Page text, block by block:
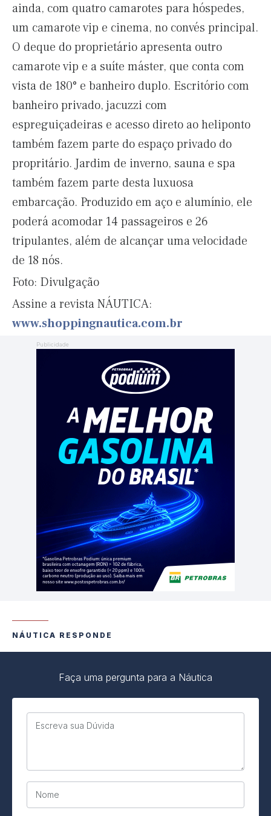
ainda, com quatro camarotes para hóspedes,
um camarote vip e cinema, no convés principal.
O deque do proprietário apresenta outro
camarote vip e a suíte máster, que conta com
vista de 180° e banheiro duplo. Escritório com
banheiro privado, jacuzzi com
espreguiçadeiras e acesso direto ao heliponto
também fazem parte do espaço privado do
propritário. Jardim de inverno, sauna e spa
também fazem parte desta luxuosa
embarcação. Produzido em aço e alumínio, ele
poderá acomodar 14 passageiros e 26
tripulantes, além de alcançar uma velocidade
de 18 nós.
Foto: Divulgação
Assine a revista NÁUTICA:
www.shoppingnautica.com.br
Publicidade
NÁUTICA RESPONDE
Faça uma pergunta para a Náutica
Escreva sua Dúvida
Nome